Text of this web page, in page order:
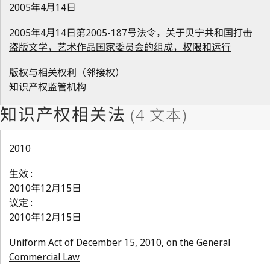
2005年4月14日
2005年4月14日第2005-187号法令，关于贝宁共和国打击
盗版文学，艺术作品国家委员会的组成，权限和运行
版权与相关权利（邻接权）
知识产权监管机构
2010
生效 :
2010年12月15日
议定 :
2010年12月15日
Uniform Act of December 15, 2010, on the General
Commercial Law